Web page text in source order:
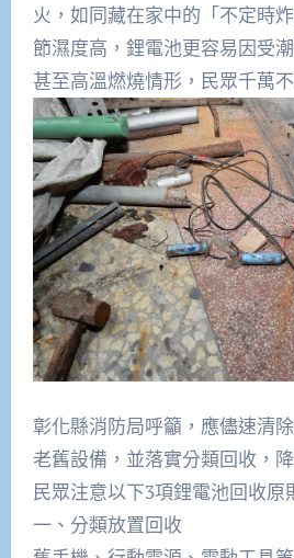
火，如同藏在家中的「不定時
節濕度高，鋰電池更容易因受
甚至高溫燃燒情形，民眾千萬
彰化縣消防局呼籲，應儘速清
老舊設備，並落實分類回收，
民眾注意以下3項鋰電池回收原
一、分類放置回收